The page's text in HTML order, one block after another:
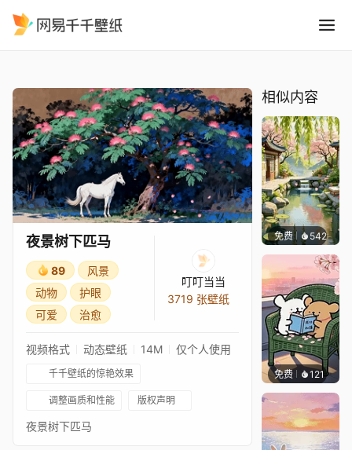
夜景树下匹马
89
风景
动物
护眼
可爱
治愈
叮叮当当
3719 张壁纸
视频格式 动态壁纸 14M 仅个人使用
千千壁纸的惊艳效果
调整画质和性能 版权声明
夜景树下匹马
相似内容
免费 542渔小小
免费 121好看